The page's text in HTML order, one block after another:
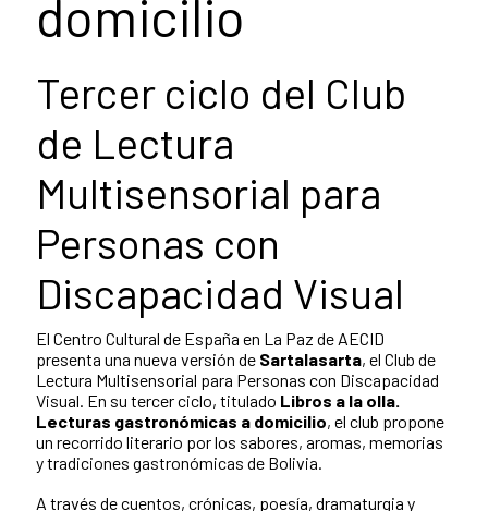
domicilio
Tercer ciclo del Club
de Lectura
Multisensorial para
Personas con
Discapacidad Visual
El Centro Cultural de España en La Paz de AECID
presenta una nueva versión de Sartalasarta, el Club de
Lectura Multisensorial para Personas con Discapacidad
Visual. En su tercer ciclo, titulado Libros a la olla.
Lecturas gastronómicas a domicilio, el club propone
un recorrido literario por los sabores, aromas, memorias
y tradiciones gastronómicas de Bolivia.
A través de cuentos, crónicas, poesía, dramaturgia y